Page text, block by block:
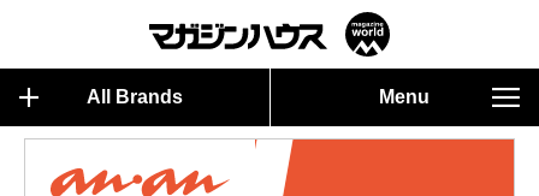
All Brands Menu